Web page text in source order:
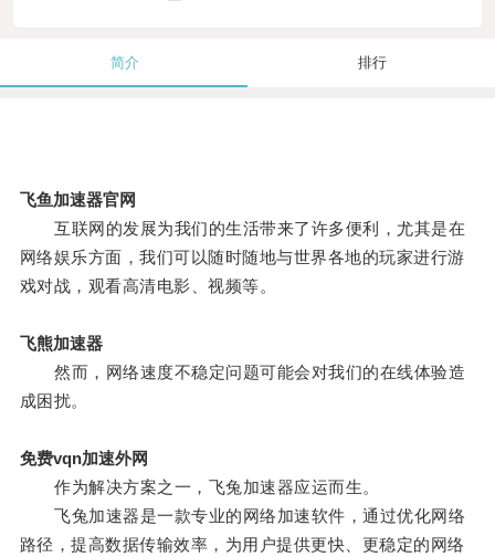
简介 排行
飞鱼加速器官网
互联网的发展为我们的生活带来了许多便利，尤其是在
网络娱乐方面，我们可以随时随地与世界各地的玩家进行游
戏对战，观看高清电影、视频等。
飞熊加速器
然而，网络速度不稳定问题可能会对我们的在线体验造
成困扰。
免费vqn加速外网
作为解决方案之一，飞兔加速器应运而生。
飞兔加速器是一款专业的网络加速软件，通过优化网络
路径，提高数据传输效率，为用户提供更快、更稳定的网络